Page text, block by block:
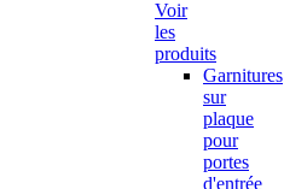
Voir
les
produits
Garnitures
sur
plaque
pour
portes
d'entrée